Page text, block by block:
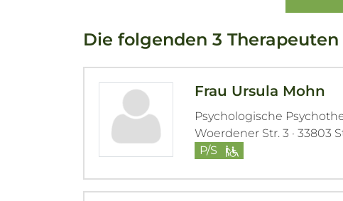
Die folgenden 3
Frau Ursula Mohn
Psychologische
Woerdener Str. 3 · 33803
P/S